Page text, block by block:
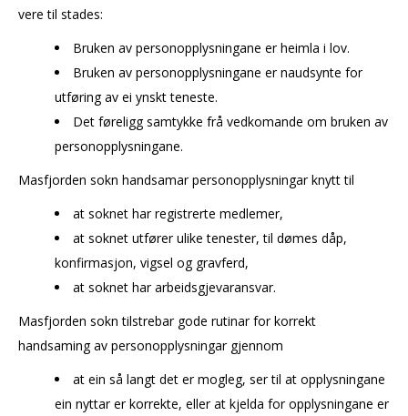
vere til stades:
Bruken av personopplysningane er heimla i lov.
Bruken av personopplysningane er naudsynte for
utføring av ei ynskt teneste.
Det føreligg samtykke frå vedkomande om bruken av
personopplysningane.
Masfjorden sokn handsamar personopplysningar knytt til
at soknet har registrerte medlemer,
at soknet utfører ulike tenester, til dømes dåp,
konfirmasjon, vigsel og gravferd,
at soknet har arbeidsgjevaransvar.
Masfjorden sokn tilstrebar gode rutinar for korrekt
handsaming av personopplysningar gjennom
at ein så langt det er mogleg, ser til at opplysningane
ein nyttar er korrekte, eller at kjelda for opplysningane er